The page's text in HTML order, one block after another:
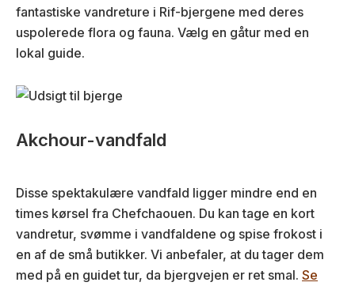
fantastiske vandreture i Rif-bjergene med deres
uspolerede flora og fauna. Vælg en gåtur med en
lokal guide.
Akchour-vandfald
Disse spektakulære vandfald ligger mindre end en
times kørsel fra Chefchaouen. Du kan tage en kort
vandretur, svømme i vandfaldene og spise frokost i
en af de små butikker. Vi anbefaler, at du tager dem
med på en guidet tur, da bjergvejen er ret smal. Se